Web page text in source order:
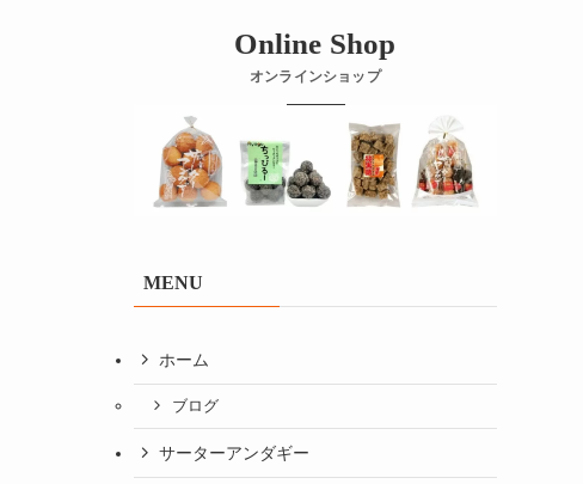
Online Shop
オンラインショップ
MENU
ホーム
ブログ
サーターアンダギー